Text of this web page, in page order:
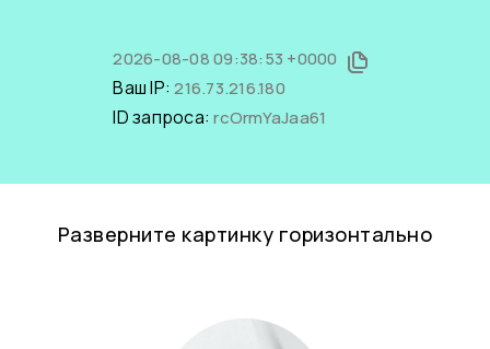
2026-08-08 09:38:53 +0000
Ваш IP:216.73.216.180
ID запроса:rcOrmYaJaa61
Разверните картинку горизонтально